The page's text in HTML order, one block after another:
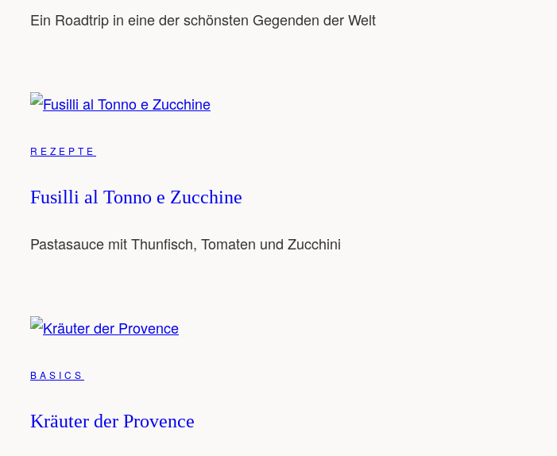
Ein Roadtrip in eine der schönsten Gegenden der Welt
REZEPTE
Fusilli al Tonno e Zucchine
Pastasauce mit Thunfisch, Tomaten und Zucchini
BASICS
Kräuter der Provence